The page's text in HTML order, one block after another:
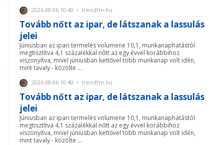
2026.08.06 10:40 • trendfm.hu
Tovább nőtt az ipar, de látszanak a lassulás
jelei
Júniusban az ipari termelés volumene 10,1, munkanaphatástól
megtisztítva 4,1 százalékkal nőtt az egy évvel korábbihoz
viszonyítva, mivel júniusban kettővel több munkanap volt idén,
mint tavaly - közölte ...
2026.08.06 10:40 • trendfm.hu
Tovább nőtt az ipar, de látszanak a lassulás
jelei
Júniusban az ipari termelés volumene 10,1, munkanaphatástól
megtisztítva 4,1 százalékkal nőtt az egy évvel korábbihoz
viszonyítva, mivel júniusban kettővel több munkanap volt idén,
mint tavaly - közölte ...